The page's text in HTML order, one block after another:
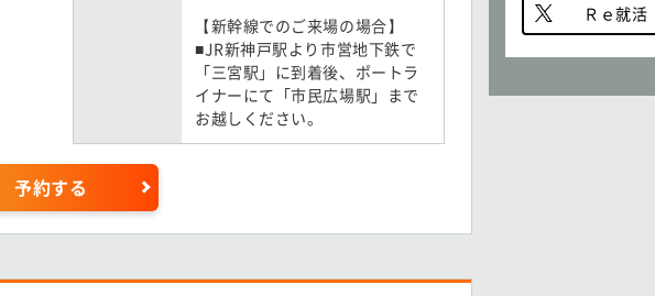
【新幹線でのご来場の場合】
■JR新神戸駅より市営地下鉄で
「三宮駅」に到着後、ポートラ
イナーにて「市民広場駅」まで
お越しください。
予約する
Ｒｅ就